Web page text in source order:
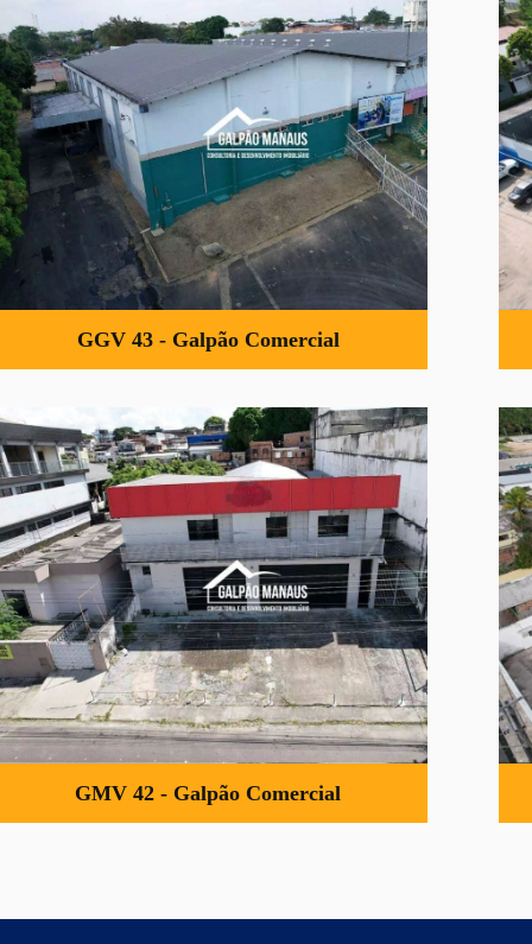
GGV 43 - Galpão Comercial
Oportunidade de investimento! Galpão com excelente
infraestrutura apto para diversas atividades comerciais.
R$ 12.000.000,00
Ver Detalhes »
GMV 42 - Galpão Comercial
GMV 42 - Galpão Comercial
Ativo comercial disponível para venda. Confira essa
oportunidade!
R$ 3.500.000,00
Ver Detalhes »